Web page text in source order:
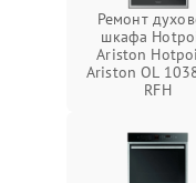
Ремонт
шкафа
Ariston
Ariston OL
RFH